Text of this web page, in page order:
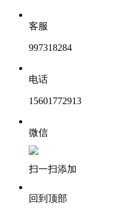
客服
997318284
电话
15601772913
微信
扫一扫添加
回到顶部